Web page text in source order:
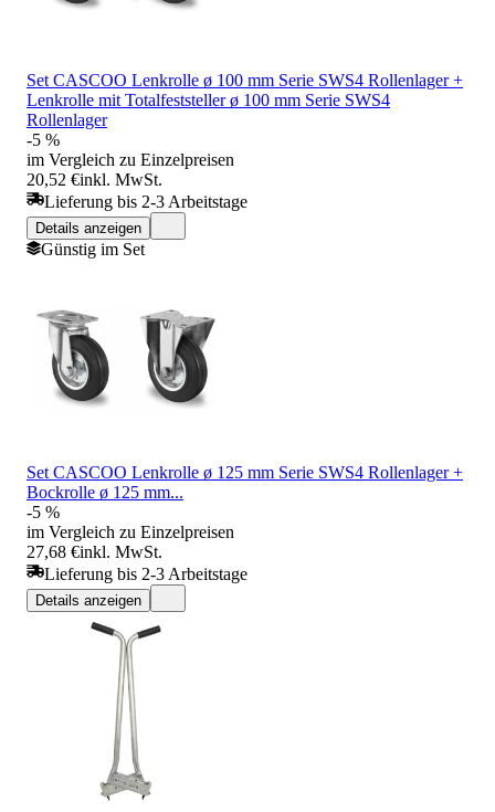
Set CASCOO Lenkrolle ø 100 mm Serie SWS4 Rollenlager +
Lenkrolle mit Totalfeststeller ø 100 mm Serie SWS4
Rollenlager
-5 %
im Vergleich zu Einzelpreisen
20,52 €inkl. MwSt.
Lieferung bis 2-3 Arbeitstage
Details anzeigen
Günstig im Set
Set CASCOO Lenkrolle ø 125 mm Serie SWS4 Rollenlager +
Bockrolle ø 125 mm...
-5 %
im Vergleich zu Einzelpreisen
27,68 €inkl. MwSt.
Lieferung bis 2-3 Arbeitstage
Details anzeigen